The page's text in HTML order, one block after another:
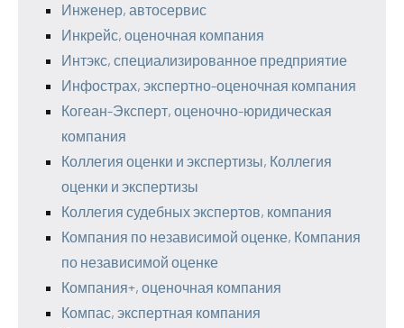
Инженер, автосервис
Инкрейс, оценочная компания
Интэкс, специализированное предприятие
Инфострах, экспертно-оценочная компания
Когеан-Эксперт, оценочно-юридическая
компания
Коллегия оценки и экспертизы, Коллегия
оценки и экспертизы
Коллегия судебных экспертов, компания
Компания по независимой оценке, Компания
по независимой оценке
Компания+, оценочная компания
Компас, экспертная компания